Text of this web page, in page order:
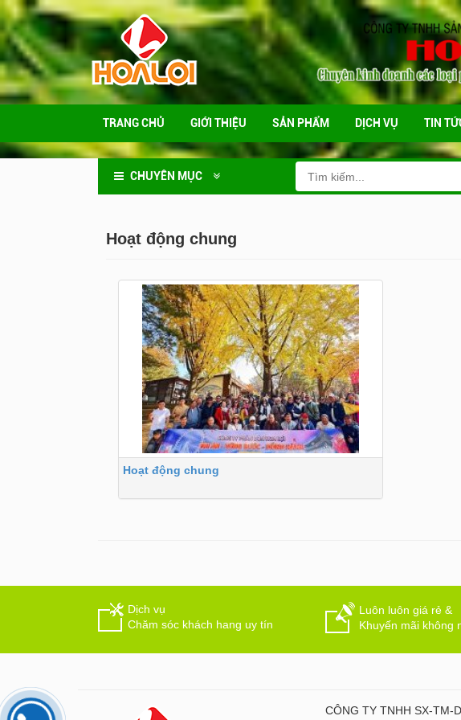
TRANG CHỦ GIỚI THIỆU SẢN PHẨM DỊCH VỤ TIN
CHUYÊN MỤC
Hoạt động chung
Hoạt động chung
Dịch vụ
Chăm sóc khách hang uy tín
Luôn luôn giá rẻ &
Khuyến mãi không
CÔNG TY TNHH SX-TM-